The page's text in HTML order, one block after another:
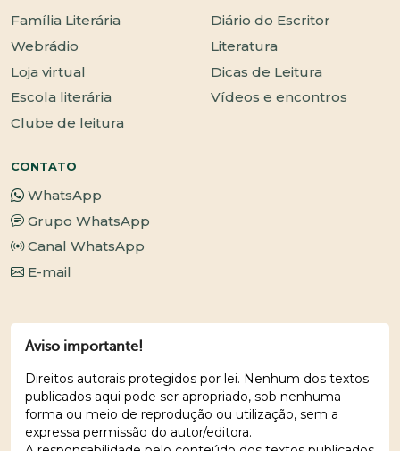
Família Literária
Webrádio
Loja virtual
Escola literária
Clube de leitura
Diário do Escritor
Literatura
Dicas de Leitura
Vídeos e encontros
CONTATO
WhatsApp
Grupo WhatsApp
Canal WhatsApp
E-mail
Aviso importante!
Direitos autorais protegidos por lei. Nenhum dos textos
publicados aqui pode ser apropriado, sob nenhuma
forma ou meio de reprodução ou utilização, sem a
expressa permissão do autor/editora.